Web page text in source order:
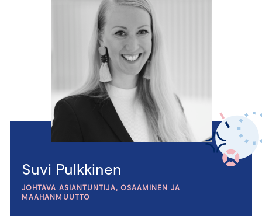
Suvi Pulkkinen
JOHTAVA ASIANTUNTIJA, OSAAMINEN JA
MAAHANMUUTTO